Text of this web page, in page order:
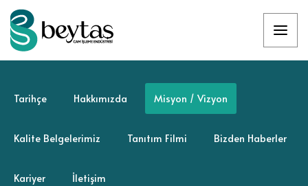
Tarihçe Hakkımızda Misyon / Vizyon
Kalite Belgelerimiz Tanıtım Filmi Bizden Haberler
Kariyer İletişim